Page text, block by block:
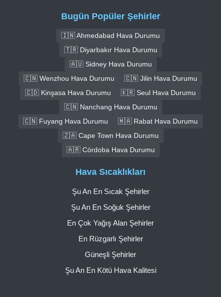
Bugün Popüler Şehirler
🇮🇳 Ahmedabad Hava Durumu
🇹🇷 Diyarbakır Hava Durumu
🇦🇺 Sidney Hava Durumu
🇨🇳 Wenzhou Hava Durumu
🇨🇳 Jilin Hava Durumu
🇨🇩 Kinşasa Hava Durumu
🇰🇷 Seul Hava Durumu
🇨🇳 Nanchang Hava Durumu
🇨🇳 Fuyang Hava Durumu
🇲🇦 Rabat Hava Durumu
🇿🇦 Cape Town Hava Durumu
🇦🇷 Córdoba Hava Durumu
Hava Sıcaklıkları
Şu An En Sıcak Şehirler
Şu An En Soğuk Şehirler
En Çok Yağış Alan Şehirler
En Rüzgarlı Şehirler
Güneşli Şehirler
Şu An En Kötü Hava Kalitesi